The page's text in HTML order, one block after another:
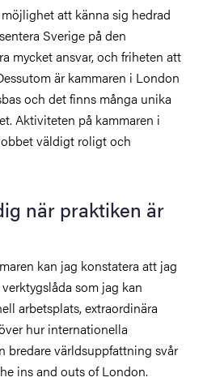
att känna sig hedrad
Sverige på den
mycket ansvar, och friheten att
är kammaren i London
och det finns många unika
Aktiviteten på kammaren i
väldigt roligt och
när praktiken är
kan jag konstatera att jag
som jag kan
arbetsplats, extraordinära
hur internationella
bredare världsuppfattning svår
ins and outs of London.